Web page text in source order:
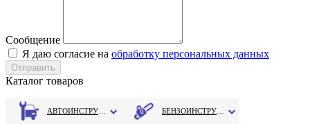
Сообщение
Я даю согласие на обработку персональных данных
Каталог товаров